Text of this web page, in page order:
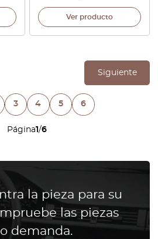
Ver producto
Página1/6
Siguiente
3 4 5 6
la pieza para su
las piezas
demanda.